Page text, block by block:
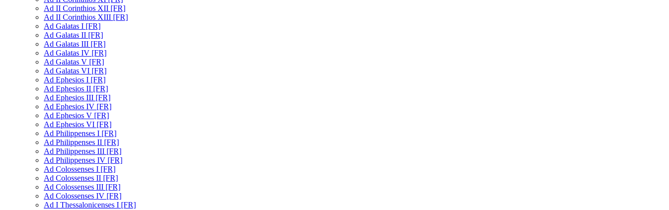
Ad II Corinthios XII [FR]
Ad II Corinthios XIII [FR]
Ad Galatas I [FR]
Ad Galatas II [FR]
Ad Galatas III [FR]
Ad Galatas IV [FR]
Ad Galatas V [FR]
Ad Galatas VI [FR]
Ad Ephesios I [FR]
Ad Ephesios II [FR]
Ad Ephesios III [FR]
Ad Ephesios IV [FR]
Ad Ephesios V [FR]
Ad Ephesios VI [FR]
Ad Philippenses I [FR]
Ad Philippenses II [FR]
Ad Philippenses III [FR]
Ad Philippenses IV [FR]
Ad Colossenses I [FR]
Ad Colossenses II [FR]
Ad Colossenses III [FR]
Ad Colossenses IV [FR]
Ad I Thessalonicenses I [FR]